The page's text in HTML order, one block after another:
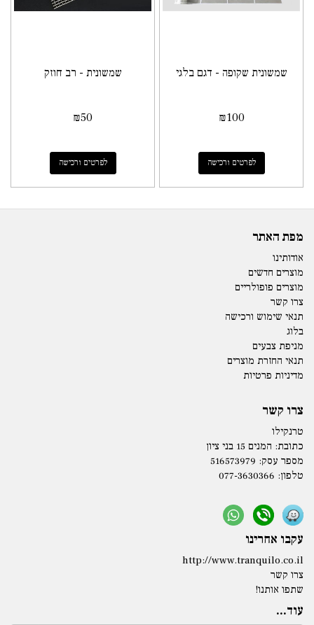
שמשונית שקופה - דגם בלגי
₪100
לפרטים ורכישה
שמשונית - רב חוזק
₪50
לפרטים ורכישה
מפת האתר
אודותינו
מוצרים חדשים
מוצרים פופולריים
צרו קשר
תנאי שימוש ורכישה
בלוג
מניפת צבעים
תנאי החזרת מוצרים
מדיניות פרטיות
צרו קשר
טרנקילו
כתובת: המנים 15 בני ציון
מספר עסק: 516573979
טלפון: 077-3630366
עקבו אחרינו
http://www.tranquilo.co.il
צרו קשר
שתפו אותנו!
עוד...